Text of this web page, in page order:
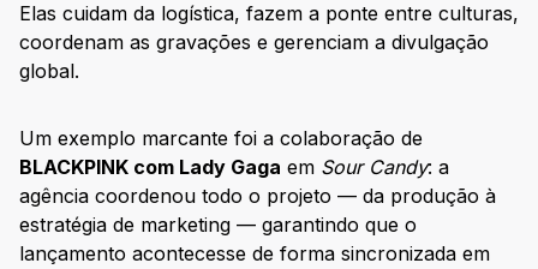
Elas cuidam da logística, fazem a ponte entre culturas,
coordenam as gravações e gerenciam a divulgação
global.
Um exemplo marcante foi a colaboração de
BLACKPINK com Lady Gaga em Sour Candy: a
agência coordenou todo o projeto — da produção à
estratégia de marketing — garantindo que o
lançamento acontecesse de forma sincronizada em